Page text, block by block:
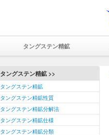
タングステン精鉱
タングステン精鉱 >>
タングステン精鉱
タングステン精鉱性質
タングステン精鉱分解法
タングステン精鉱仕様
タングステン精鉱分類